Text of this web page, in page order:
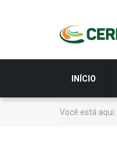
INÍCIO
Você está aqui: